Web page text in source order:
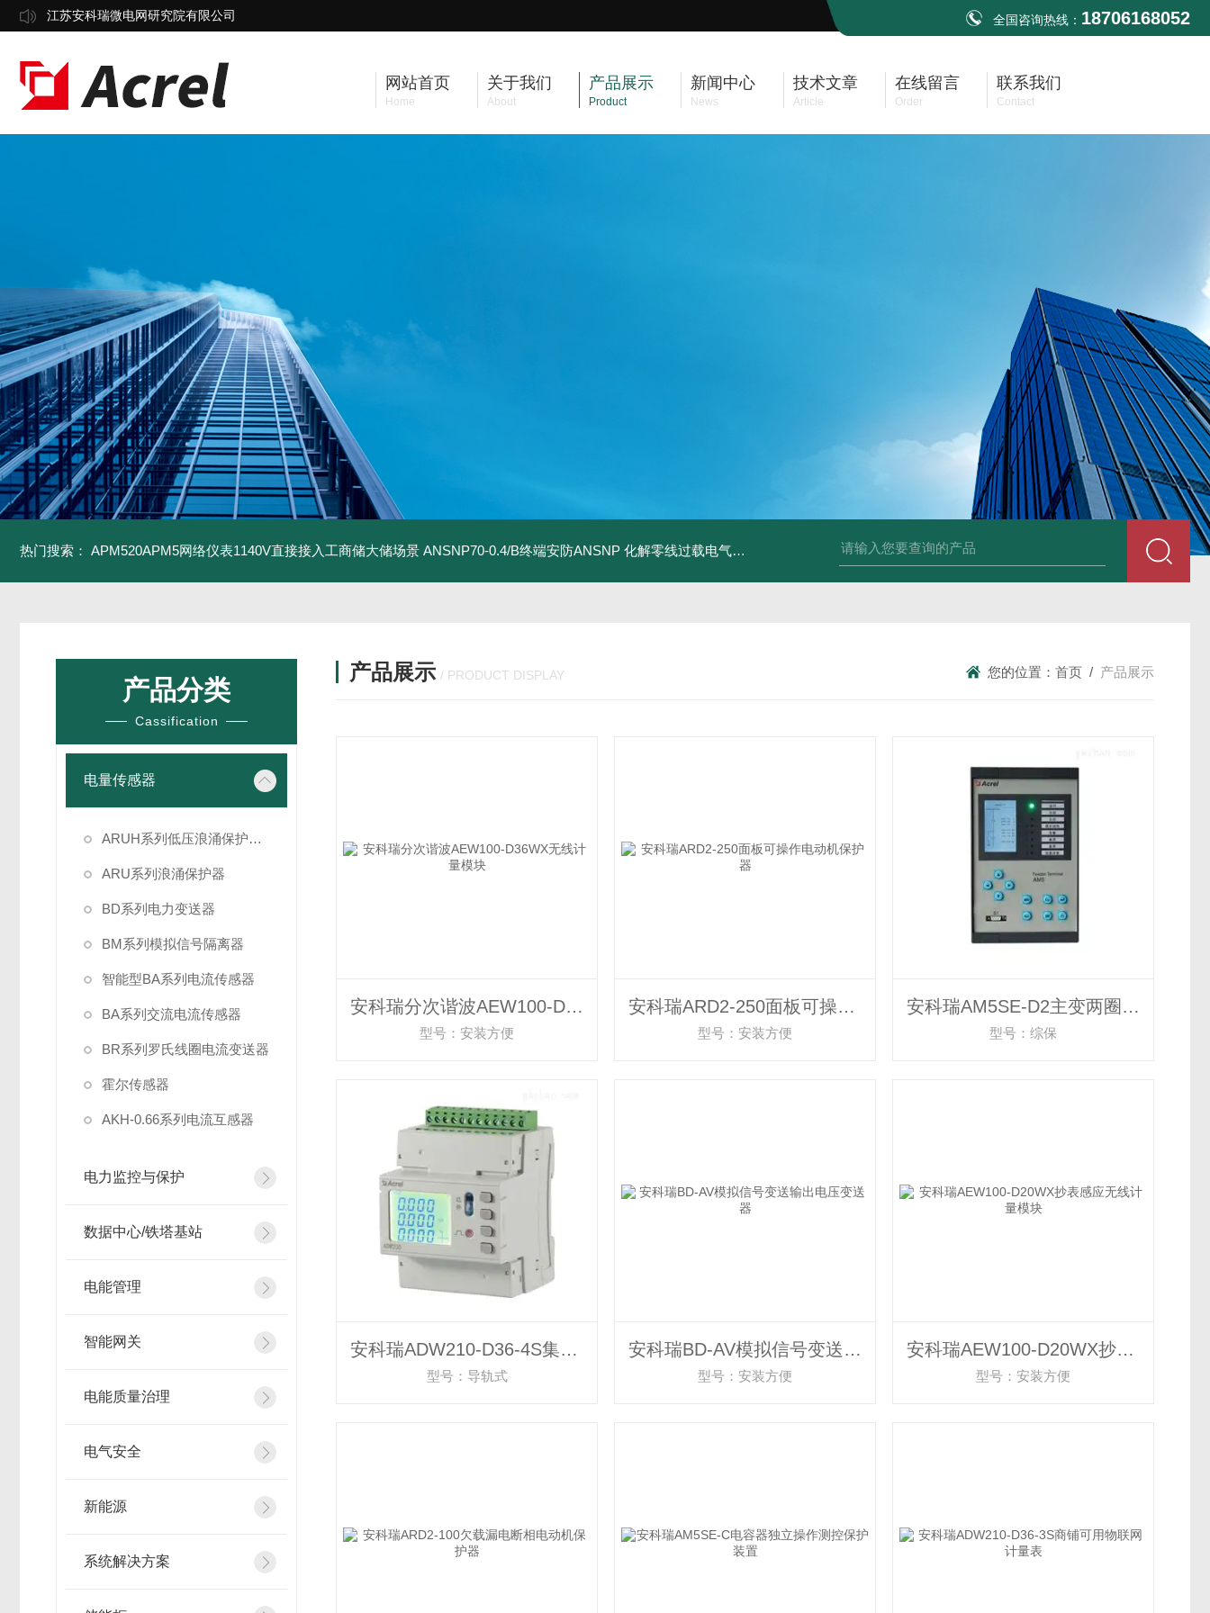
江苏安科瑞微电网研究院有限公司 全国咨询热线： 18706168052
网站首页
Home
关于我们
About
产品展示
Product
新闻中心
News
技术文章
Article
在线留言
Order
联系我们
Contact
热门搜索： APM520APM5网络仪表1140V直接接入工商储大储场景 ANSNP70-0.4/B终端安防ANSNP 化解零线过载电气隐患案例 ANSNP70-0.4/B终端安防ANSNP 化解零线过载电气隐患 数据冻结
产品分类
Cassification
电量传感器
ARUH系列低压浪涌保护装置
ARU系列浪涌保护器
BD系列电力变送器
BM系列模拟信号隔离器
智能型BA系列电流传感器
BA系列交流电流传感器
BR系列罗氏线圈电流变送器
霍尔传感器
AKH-0.66系列电流互感器
电力监控与保护
数据中心/铁塔基站
电能管理
智能网关
电能质量治理
电气安全
新能源
系统解决方案
产品展示 / PRODUCT DISPLAY 您的位置： 首页 / 产品展示
安科瑞分次谐波AEW100-D36WX无线计量模块
型号：安装方便
安科瑞ARD2-250面板可操作电动机保护器
型号：安装方便
安科瑞AM5SE-D2主变两圈变差动保护综合装置
型号：综保
安科瑞ADW210-D36-4S集中管理LCD智能物联表
型号：导轨式
安科瑞BD-AV模拟信号变送输出电压变送器
型号：安装方便
安科瑞AEW100-D20WX抄表感应无线计量模块
型号：安装方便